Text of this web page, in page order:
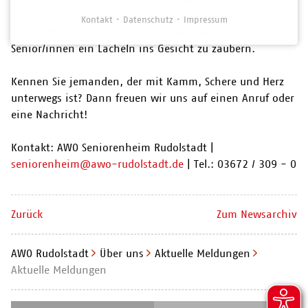
Friseursalon oder einer/m Selbstständigen
Senior/innen ein Lächeln ins Gesicht zu zaubern.
Kennen Sie jemanden, der mit Kamm, Schere und Herz
unterwegs ist? Dann freuen wir uns auf einen Anruf oder
eine Nachricht!
Kontakt: AWO Seniorenheim Rudolstadt |
seniorenheim@awo-rudolstadt.de | Tel.: 03672 / 309 - 0
Zurück Zum Newsarchiv
AWO Rudolstadt Über uns
Aktuelle Meldungen
Aktuelle Meldungen
Kontakt Datenschutz Impressum